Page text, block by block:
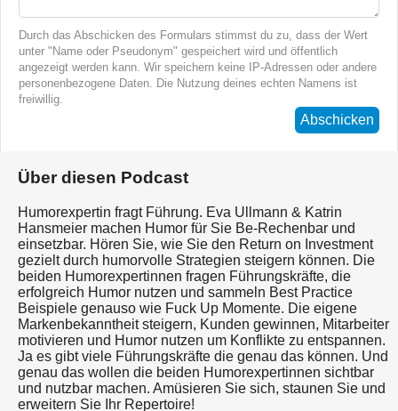
Durch das Abschicken des Formulars stimmst du zu, dass der Wert
unter "Name oder Pseudonym" gespeichert wird und öffentlich
angezeigt werden kann. Wir speichern keine IP-Adressen oder andere
personenbezogene Daten. Die Nutzung deines echten Namens ist
freiwillig.
Abschicken
Über diesen Podcast
Humorexpertin fragt Führung. Eva Ullmann & Katrin
Hansmeier machen Humor für Sie Be-Rechenbar und
einsetzbar. Hören Sie, wie Sie den Return on Investment
gezielt durch humorvolle Strategien steigern können. Die
beiden Humorexpertinnen fragen Führungskräfte, die
erfolgreich Humor nutzen und sammeln Best Practice
Beispiele genauso wie Fuck Up Momente. Die eigene
Markenbekanntheit steigern, Kunden gewinnen, Mitarbeiter
motivieren und Humor nutzen um Konflikte zu entspannen.
Ja es gibt viele Führungskräfte die genau das können. Und
genau das wollen die beiden Humorexpertinnen sichtbar
und nutzbar machen. Amüsieren Sie sich, staunen Sie und
erweitern Sie Ihr Repertoire!